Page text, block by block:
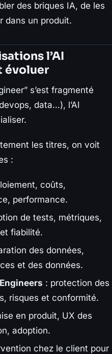
des briques IA, de les
dans un produit.
l’AI
évoluer
s’est fragmenté
data…), l’AI
les titres, on voit
:
coûts,
performance.
de tests, métriques,
fiabilité.
des données,
et des données.
: protection des
risques et conformité.
en produit, UX des
adoption.
chez le client pour